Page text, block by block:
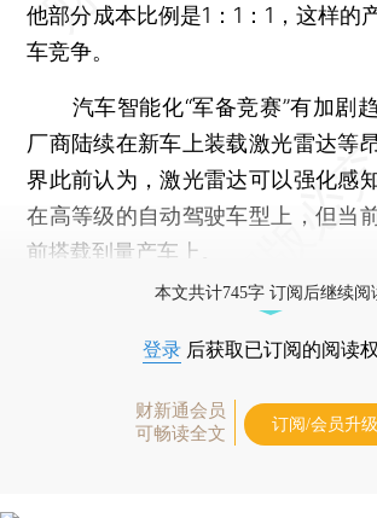
他部分成本比例是1：1：1，这样的
车竞争。
汽车智能化“军备竞赛”有加剧
厂商陆续在新车上装载激光雷达等
界此前认为，激光雷达可以强化感
在高等级的自动驾驶车型上，但当
前搭载到量产车上。
本文共计745字 订阅后继续阅
登录 后获取已订阅的阅读
财新通会员
可畅读全文
订阅/会员升级